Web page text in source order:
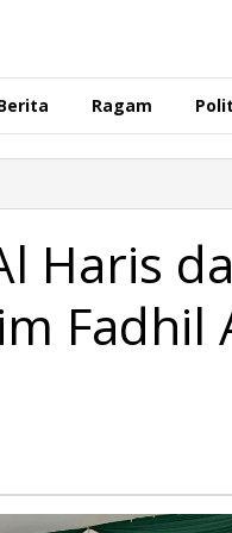
Ragam
Haris
Fadhil